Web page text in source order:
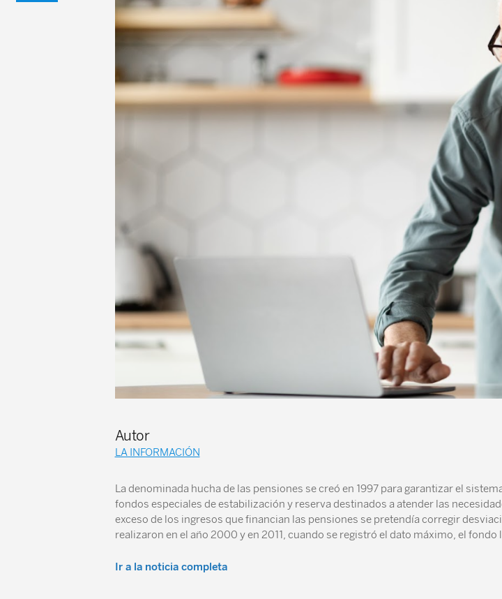
Autor
LA INFORMACIÓN
La denominada hucha de las pensiones se creó en 1997 para garantizar el
fondos especiales de estabilización y reserva destinados a atender las
exceso de los ingresos que financian las pensiones se pretendía corregir
realizaron en el año 2000 y en 2011, cuando se registró el dato máximo, el
Ir a la noticia completa